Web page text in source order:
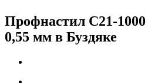
Профнастил С21-
0,55 мм в Буздяке